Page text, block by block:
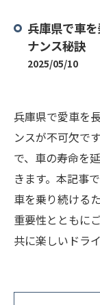
兵庫県で車
ナンス秘訣
2025/05/10
兵庫県で愛車を
ンスが不可欠で
で、車の寿命を
きます。本記事
車を乗り続ける
重要性とともに
共に楽しいドラ